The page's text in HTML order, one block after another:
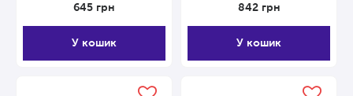
капсул
645 грн
У кошик
842 грн
У кошик